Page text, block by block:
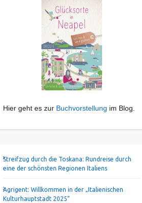
Hier geht es zur Buchvorstellung im Blog.
Streifzug durch die Toskana: Rundreise durch
eine der schönsten Regionen Italiens
Agrigent: Willkommen in der „Italienischen
Kulturhauptstadt 2025“